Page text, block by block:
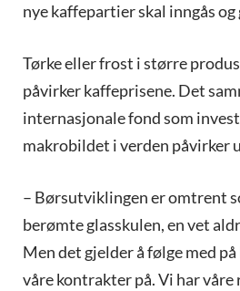
nye kaffepartier skal inngås og
Tørke eller frost i større
påvirker kaffeprisene. Det
internasjonale fond som
makrobildet i verden påvirker
– Børsutviklingen er omtrent
berømte glasskulen, en vet
Men det gjelder å følge med
våre kontrakter på. Vi har